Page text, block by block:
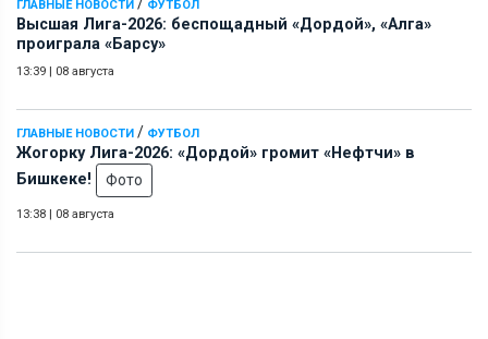
ГЛАВНЫЕ НОВОСТИ ФУТБОЛ
Высшая Лига-2026: беспощадный «Дордой», «Алга»
проиграла «Барсу»
13:39 | 08 августа
ГЛАВНЫЕ НОВОСТИ / ФУТБОЛ
Жогорку Лига-2026: «Дордой» громит «Нефтчи» в
Бишкеке!
Фото
13:38 | 08 августа